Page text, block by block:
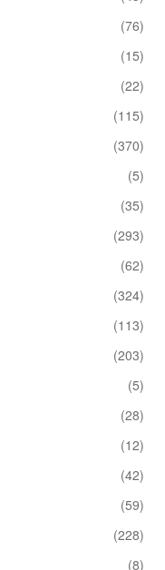
(76)
(15)
(22)
(115)
(370)
(5)
(35)
(293)
(62)
(324)
(113)
(203)
(5)
(28)
(12)
(42)
(59)
(228)
(8)